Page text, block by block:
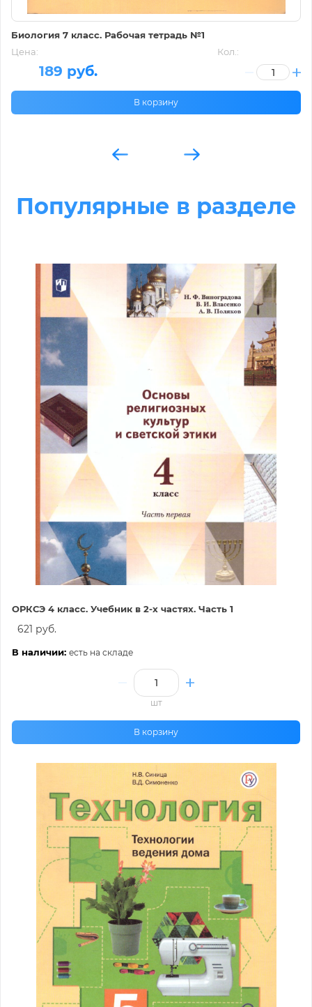
Биология 7 класс. Рабочая тетрадь №1
Цена:
189 руб.
Кол.:
В корзину
Популярные в разделе
ОРКСЭ 4 класс. Учебник в 2-х частях. Часть 1
621 руб.
В наличии: есть на складе
шт
В корзину